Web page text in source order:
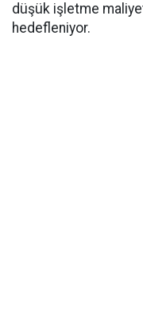
düşük işletme
hedefleniyor.